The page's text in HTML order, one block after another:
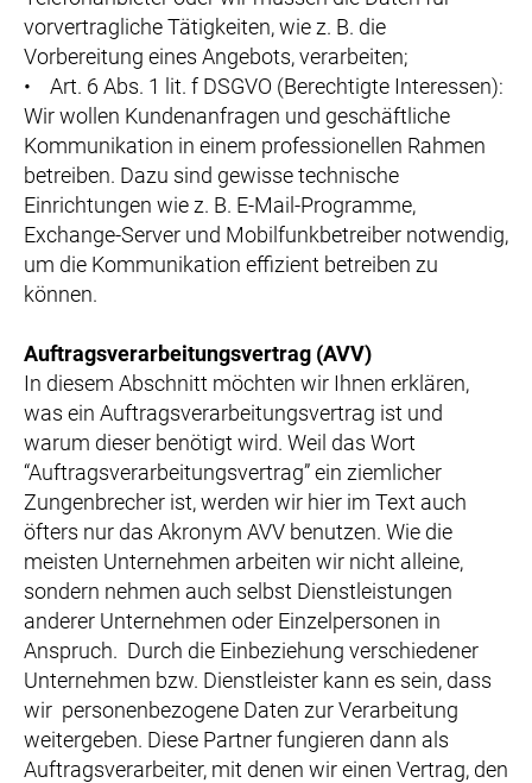
vorvertragliche Tätigkeiten, wie z. B. die
Vorbereitung eines Angebots, verarbeiten;
• Art. 6 Abs. 1 lit. f DSGVO (Berechtigte Interessen):
Wir wollen Kundenanfragen und geschäftliche
Kommunikation in einem professionellen Rahmen
betreiben. Dazu sind gewisse technische
Einrichtungen wie z. B. E-Mail-Programme,
Exchange-Server und Mobilfunkbetreiber notwendig,
um die Kommunikation effizient betreiben zu
können.
Auftragsverarbeitungsvertrag (AVV)
In diesem Abschnitt möchten wir Ihnen erklären,
was ein Auftragsverarbeitungsvertrag ist und
warum dieser benötigt wird. Weil das Wort
“Auftragsverarbeitungsvertrag” ein ziemlicher
Zungenbrecher ist, werden wir hier im Text auch
öfters nur das Akronym AVV benutzen. Wie die
meisten Unternehmen arbeiten wir nicht alleine,
sondern nehmen auch selbst Dienstleistungen
anderer Unternehmen oder Einzelpersonen in
Anspruch. Durch die Einbeziehung verschiedener
Unternehmen bzw. Dienstleister kann es sein, dass
wir personenbezogene Daten zur Verarbeitung
weitergeben. Diese Partner fungieren dann als
Auftragsverarbeiter, mit denen wir einen Vertrag, den